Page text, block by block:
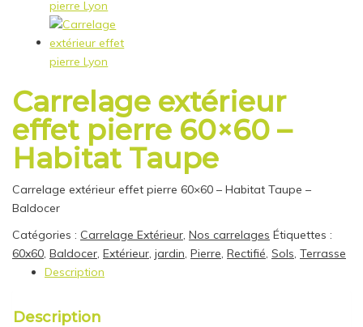
Carrelage extérieur
effet pierre 60×60 –
Habitat Taupe
Carrelage extérieur effet pierre 60×60 – Habitat Taupe –
Baldocer
Catégories : Carrelage Extérieur, Nos carrelages Étiquettes :
60x60, Baldocer, Extérieur, jardin, Pierre, Rectifié, Sols, Terrasse
Description
Description